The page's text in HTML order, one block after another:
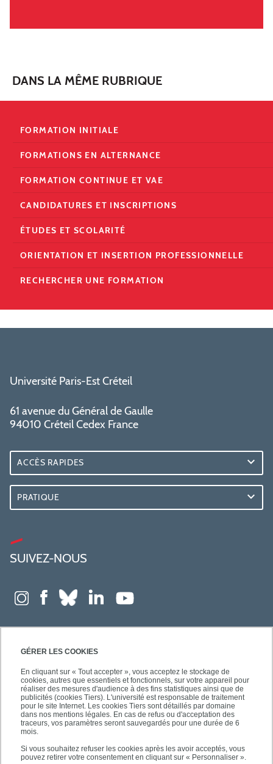
GÉRER LES COOKIES
En cliquant sur « Tout accepter », vous acceptez le stockage de
cookies, autres que essentiels et fonctionnels, sur votre appareil pour
réaliser des mesures d'audience à des fins statistiques ainsi que de
publicités (cookies Tiers). L'université est responsable de traitement
pour le site Internet. Les cookies Tiers sont détaillés par domaine
dans nos mentions légales. En cas de refus ou d'acceptation des
traceurs, vos paramètres seront sauvegardés pour une durée de 6
mois.
Si vous souhaitez refuser les cookies après les avoir acceptés, vous
pouvez retirer votre consentement en cliquant sur « Personnaliser ».
DANS LA MÊME RUBRIQUE
FORMATION INITIALE
FORMATIONS EN ALTERNANCE
FORMATION CONTINUE ET VAE
CANDIDATURES ET INSCRIPTIONS
ÉTUDES ET SCOLARITÉ
ORIENTATION ET INSERTION PROFESSIONNELLE
RECHERCHER UNE FORMATION
Université Paris-Est Créteil
61 avenue du Général de Gaulle
94010 Créteil Cedex France
ACCÈS RAPIDES
PRATIQUE
SUIVEZ-NOUS